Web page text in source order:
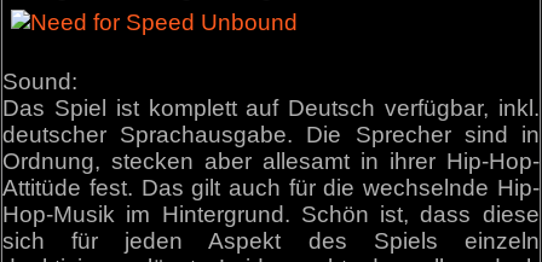
Sound:
Das Spiel ist komplett auf Deutsch verfügbar, inkl.
deutscher Sprachausgabe. Die Sprecher sind in
Ordnung, stecken aber allesamt in ihrer Hip-Hop-
Attitüde fest. Das gilt auch für die wechselnde Hip-
Hop-Musik im Hintergrund. Schön ist, dass diese
sich für jeden Aspekt des Spiels einzeln